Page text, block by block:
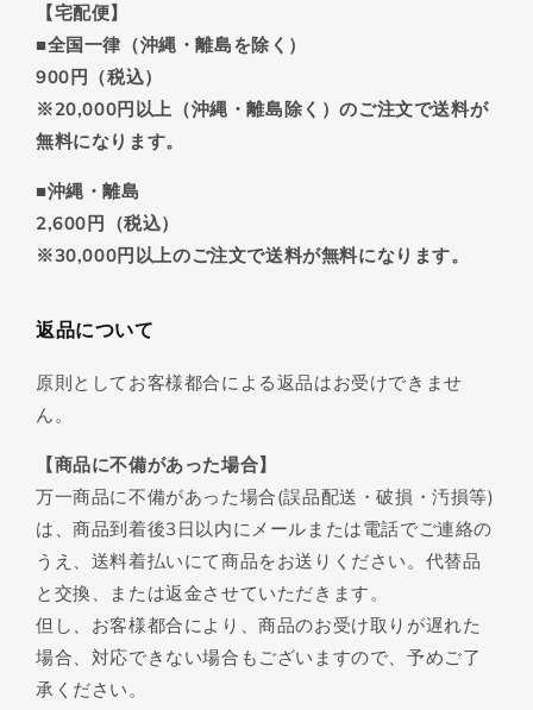
【宅配便】
■全国一律（沖縄・離島を除く）
900円（税込）
※20,000円以上（沖縄・離島除く）のご注文で送料が
無料になります。
■沖縄・離島
2,600円（税込）
※30,000円以上のご注文で送料が無料になります。
返品について
原則としてお客様都合による返品はお受けできませ
ん。
【商品に不備があった場合】
万一商品に不備があった場合(誤品配送・破損・汚損等)
は、商品到着後3日以内にメールまたは電話でご連絡の
うえ、送料着払いにて商品をお送りください。代替品
と交換、または返金させていただきます。
但し、お客様都合により、商品のお受け取りが遅れた
場合、対応できない場合もございますので、予めご了
承ください。